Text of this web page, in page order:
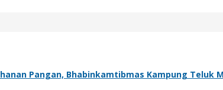
Pangan, Bhabinkamtibmas Kampung Teluk